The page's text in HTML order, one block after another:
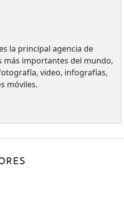
la principal agencia de
más importantes del mundo,
video, infografías,
móviles.